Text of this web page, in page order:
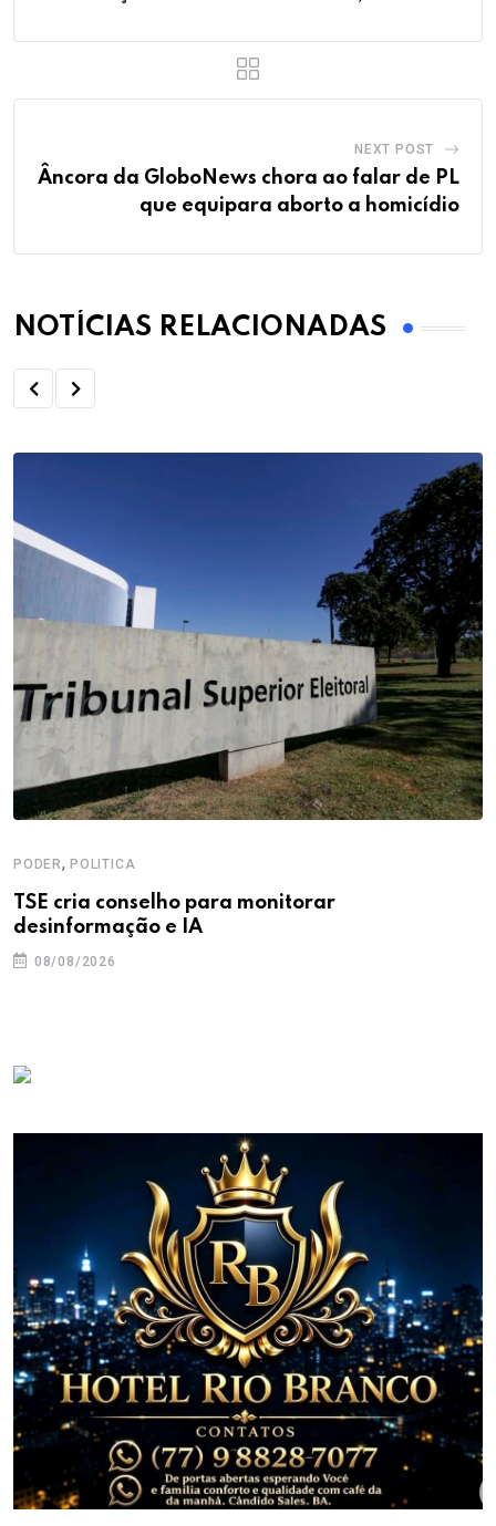
NEXT POST
Âncora da GloboNews chora ao falar de PL
que equipara aborto a homicídio
NOTÍCIAS RELACIONADAS
PODER, POLITICA
TSE cria conselho para monitorar
desinformação e IA
08/08/2026